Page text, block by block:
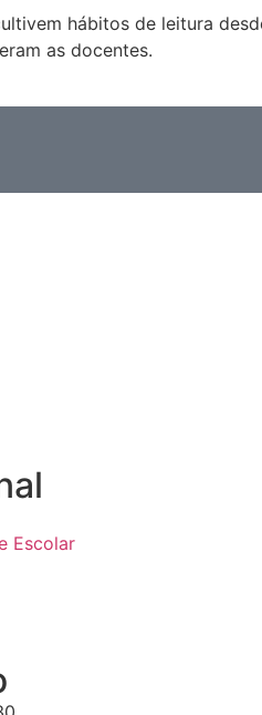
hábitos de leitura
as docentes.
Escolar